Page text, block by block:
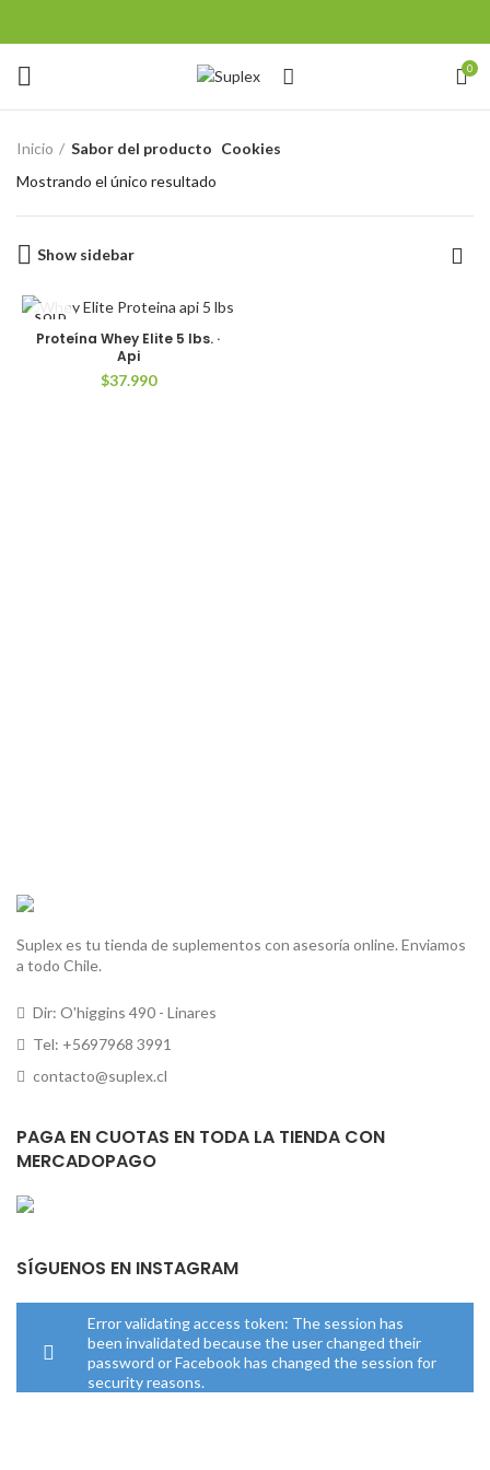
0
Inicio Sabor del producto Cookies
Mostrando el único resultado
Show sidebar
SOLD
Proteína Whey Elite 5 lbs. ·
Api
$37.990
Suplex es tu tienda de suplementos con asesoría online. Enviamos
a todo Chile.
Dir: O'higgins 490 - Linares
Tel: +5697968 3991
contacto@suplex.cl
PAGA EN CUOTAS EN TODA LA TIENDA CON
MERCADOPAGO
SÍGUENOS EN INSTAGRAM
Error validating access token: The session has
been invalidated because the user changed their
password or Facebook has changed the session for
security reasons.